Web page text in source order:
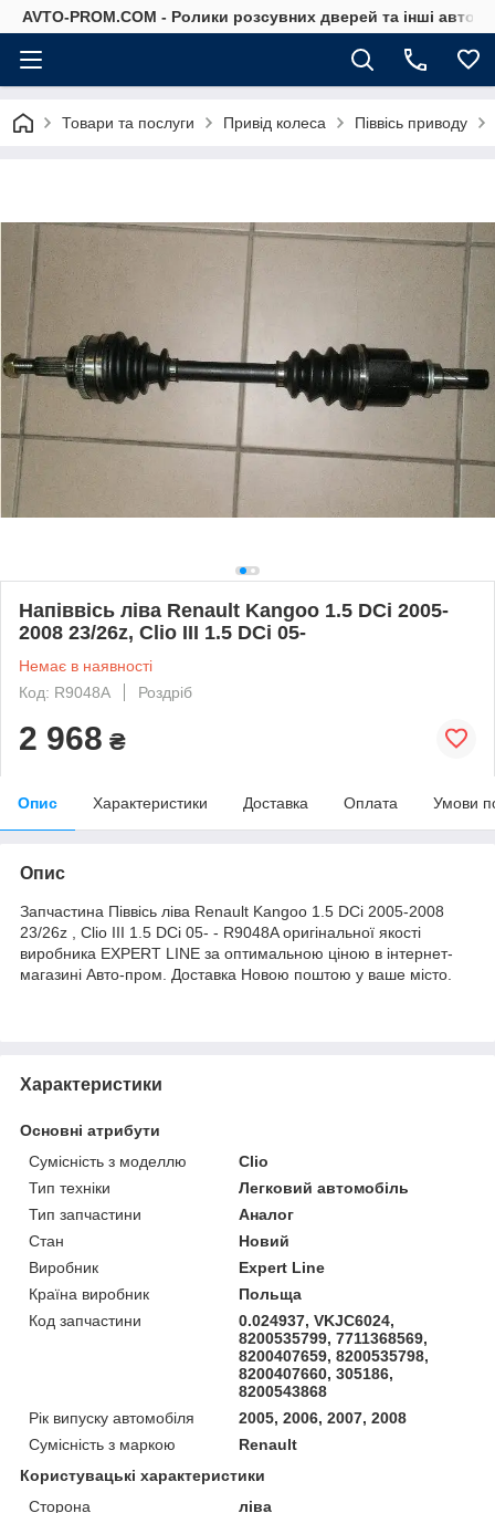
AVTO-PROM.COM - Ролики розсувних дверей та інші
Товари та послуги Привід колеса Піввісь приводу
Напіввісь ліва Renault Kangoo 1.5 DCi 2005-
2008 23/26z, Clio III 1.5 DCi 05-
Немає в наявності
Код: R9048A
Роздріб
2 968 ₴
Опис Характеристики Доставка Оплата Умови
Опис
Запчастина Піввісь ліва Renault Kangoo 1.5 DCi 2005-2008
23/26z , Clio III 1.5 DCi 05- - R9048A оригінальної якості
виробника EXPERT LINE за оптимальною ціною в інтернет-
магазині Авто-пром. Доставка Новою поштою у ваше місто.
Характеристики
Основні атрибути
Сумісність з моделлю
Clio
Тип техніки
Легковий автомобіль
Тип запчастини
Аналог
Стан
Новий
Виробник
Expert Line
Країна виробник
Польща
Код запчастини
0.024937, VKJC6024,
8200535799, 7711368569,
8200407659, 8200535798,
8200407660, 305186,
8200543868
Рік випуску автомобіля
2005, 2006, 2007, 2008
Сумісність з маркою
Renault
Користувацькі характеристики
Сторона
ліва